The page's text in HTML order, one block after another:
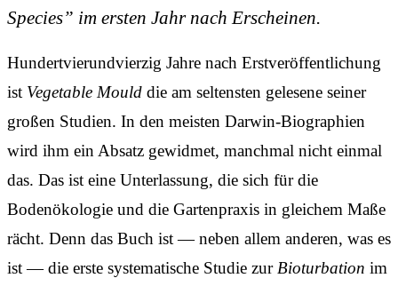
Species” im ersten Jahr nach Erscheinen.
Hundertvierundvierzig Jahre nach Erstveröffentlichung
ist Vegetable Mould die am seltensten gelesene seiner
großen Studien. In den meisten Darwin-Biographien
wird ihm ein Absatz gewidmet, manchmal nicht einmal
das. Das ist eine Unterlassung, die sich für die
Bodenökologie und die Gartenpraxis in gleichem Maße
rächt. Denn das Buch ist — neben allem anderen, was es
ist — die erste systematische Studie zur Bioturbation im